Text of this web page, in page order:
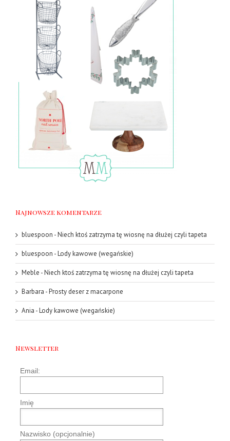
Najnowsze komentarze
bluespoon -Niech ktoś zatrzyma tę wiosnę na dłużej czyli tapeta
bluespoon -Lody kawowe (wegańskie)
Meble -Niech ktoś zatrzyma tę wiosnę na dłużej czyli tapeta
Barbara -Prosty deser z macarpone
Ania -Lody kawowe (wegańskie)
Newsletter
Email:
Imię
Nazwisko (opcjonalnie)